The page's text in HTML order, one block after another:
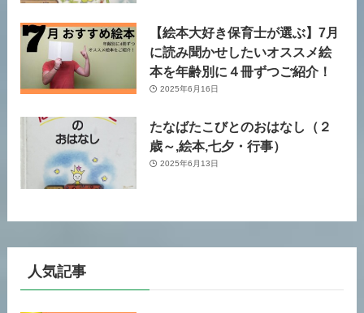
【絵本大好き保育士が選ぶ】7月
に読み聞かせしたいオススメ絵
本を年齢別に４冊ずつご紹介！
2025年6月16日
たなばたこびとのおはなし（２
歳～,絵本,七夕・行事）
2025年6月13日
人気記事